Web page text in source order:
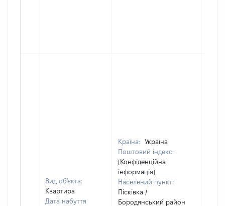
Вид об'єкта:
Квартира
Дата набуття
Країна:
Україна
Поштовий індекс:
[Конфіденційна
інформація]
Населений пункт:
Пісківка /
Бородянський район